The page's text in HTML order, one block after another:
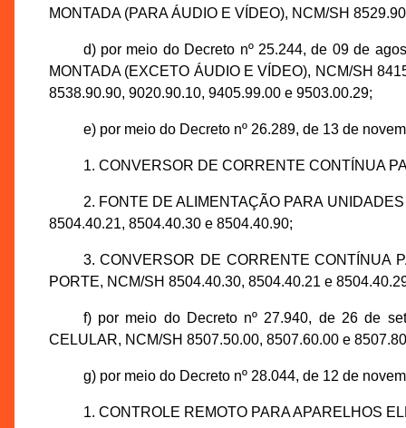
MONTADA (PARA ÁUDIO E VÍDEO), NCM/SH
d) por meio do Decreto nº 25.244, de 09 de
MONTADA (EXCETO ÁUDIO E VÍDEO), NCM/SH
8538.90.90, 9020.90.10, 9405.99.00 e 9503.00.29;
e) por meio do Decreto nº 26.289, de 13 de
1. CONVERSOR DE CORRENTE CONTÍNUA
2. FONTE DE ALIMENTAÇÃO PARA
8504.40.21, 8504.40.30 e 8504.40.90;
3. CONVERSOR DE CORRENTE CONTÍNUA
PORTE, NCM/SH 8504.40.30, 8504.40.21 e
f) por meio do Decreto nº 27.940, de 26 de
CELULAR, NCM/SH 8507.50.00, 8507.60.00 e
g) por meio do Decreto nº 28.044, de 12 de
1. CONTROLE REMOTO PARA APARELHOS